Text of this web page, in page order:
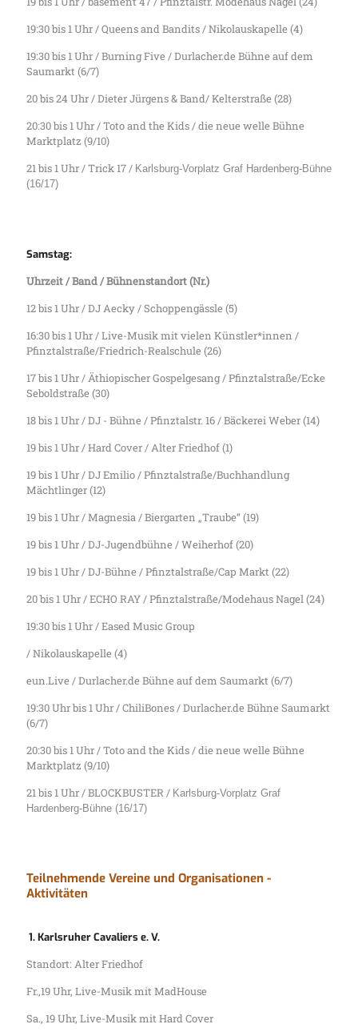
19:30 bis 1 Uhr / Queens and Bandits / Nikolauskapelle (4)
19:30 bis 1 Uhr / Burning Five / Durlacher.de Bühne auf dem
Saumarkt (6/7)
20 bis 24 Uhr / Dieter Jürgens & Band/ Kelterstraße (28)
20:30 bis 1 Uhr / Toto and the Kids / die neue welle Bühne
Marktplatz (9/10)
21 bis 1 Uhr / Trick 17 / Karlsburg-Vorplatz Graf Hardenberg-Bühne
(16/17)
Samstag:
Uhrzeit / Band / Bühnenstandort (Nr.)
12 bis 1 Uhr / DJ Aecky / Schoppengässle (5)
16:30 bis 1 Uhr / Live-Musik mit vielen Künstler*innen /
Pfinztalstraße/Friedrich-Realschule (26)
17 bis 1 Uhr / Äthiopischer Gospelgesang / Pfinztalstraße/Ecke
Seboldstraße (30)
18 bis 1 Uhr / DJ - Bühne / Pfinztalstr. 16 / Bäckerei Weber (14)
19 bis 1 Uhr / Hard Cover / Alter Friedhof (1)
19 bis 1 Uhr / DJ Emilio / Pfinztalstraße/Buchhandlung
Mächtlinger (12)
19 bis 1 Uhr / Magnesia / Biergarten „Traube“ (19)
19 bis 1 Uhr / DJ-Jugendbühne / Weiherhof (20)
19 bis 1 Uhr / DJ-Bühne / Pfinztalstraße/Cap Markt (22)
20 bis 1 Uhr / ECHO RAY / Pfinztalstraße/Modehaus Nagel (24)
19:30 bis 1 Uhr / Eased Music Group
/ Nikolauskapelle (4)
eun.Live / Durlacher.de Bühne auf dem Saumarkt (6/7)
19:30 Uhr bis 1 Uhr / ChiliBones / Durlacher.de Bühne Saumarkt
(6/7)
20:30 bis 1 Uhr / Toto and the Kids / die neue welle Bühne
Marktplatz (9/10)
21 bis 1 Uhr / BLOCKBUSTER / Karlsburg-Vorplatz Graf
Hardenberg-Bühne (16/17)
Teilnehmende Vereine und Organisationen -
Aktivitäten
1. Karlsruher Cavaliers e. V.
Standort: Alter Friedhof
Fr.,19 Uhr, Live-Musik mit MadHouse
Sa., 19 Uhr, Live-Musik mit Hard Cover